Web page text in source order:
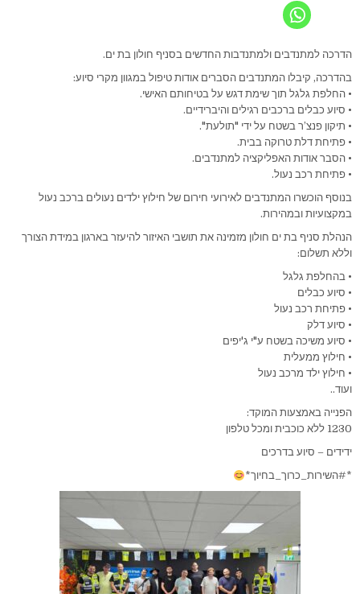
הדרכה למתנדבים ולמתנדבות החדשים בסניף חולון בת ים.
בהדרכה, קיבלו המתנדבים הסברים אודות טיפול במגוון מקרי סיוע:
• החלפת גלגל תוך שימת דגש על בטיחותם האישי.
• סיוע כבלים ברכבים רגילים והיברידיים.
• תיקון פנצ’ר בשטח על ידי "תולעת".
• פתיחת דלת טרוקה בבית.
• הסבר אודות האפליקציה למתנדבים.
• פתיחת רכב נעול.
בנוסף הוכשרו המתנדבים לאירועי חירום של חילוץ ילדים נעולים ברכב נעול
במקצועיות ובמהירות.
הנהלת סניף בת ים חולון מזמינה את תושבי האיזור להיעזר בארגון במידת הצורך
וללא תשלום:
• בהחלפת גלגל
• סיוע כבלים
• פתיחת רכב נעול
• סיוע דלק
• סיוע משיכה בשטח ע"י ג'יפים
• חילוץ ממעלית
• חילוץ ילד מרכב נעול
ועוד..
הפנייה באמצעות המוקד:
1230 ללא כוכבית ומכל טלפון
ידידים – סיוע בדרכים
*#השירות_כרוך_בחיוך*